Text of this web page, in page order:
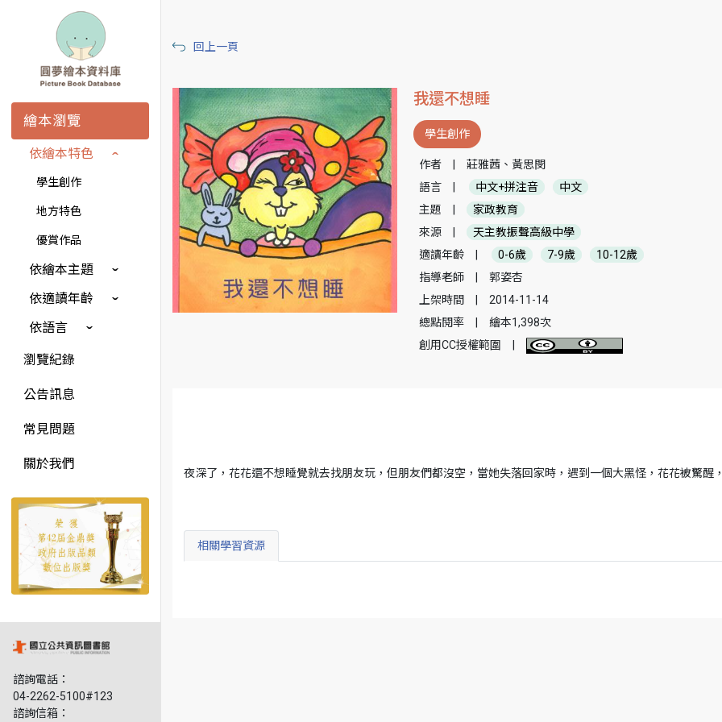
繪本瀏覽
依繪本特色
學生創作
地方特色
優賞作品
依繪本主題
依適讀年齡
依語言
瀏覽紀錄
公告訊息
常見問題
關於我們
諮詢電話：
04-2262-5100#123
諮詢信箱：
回上一頁
我還不想睡
學生創作
作者
莊雅茜、黃思閔
語言
中文+拼注音
中文
主題
家政教育
來源
天主教振聲高級中學
適讀年齡
0-6歲 7-9歲
10-12歲
指導老師
郭姿杏
上架時間
2014-11-14
總點閱率
繪本1,398次
創用CC授權範圍
夜深了，花花還不想睡覺就去找朋友玩，但朋友們都沒空，當她失落回家時，遇到一個大黑怪，花花被驚醒
相關學習資源